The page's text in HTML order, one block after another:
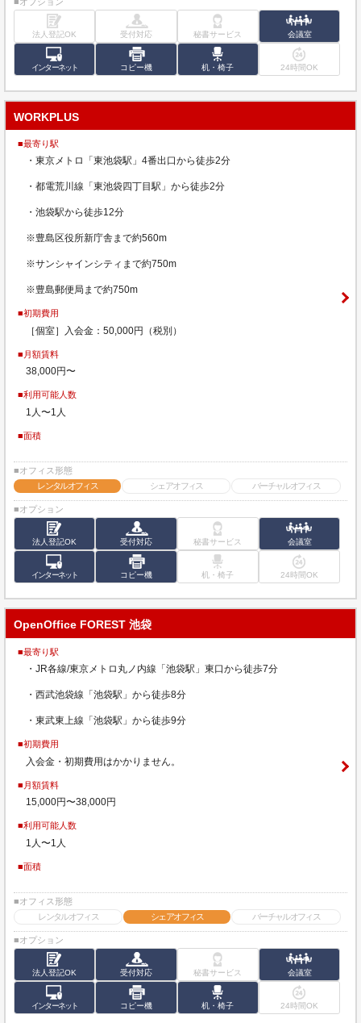
法人登記OK 受付対応 秘書サービス 会議室
インターネット コピー機 机・椅子 24時間OK
WORKPLUS
■最寄り駅
・東京メトロ「東池袋駅」4番出口から徒歩2分
・都電荒川線「東池袋四丁目駅」から徒歩2分
・池袋駅から徒歩12分
※豊島区役所新庁舎まで約560m
※サンシャインシティまで約750m
※豊島郵便局まで約750m
■初期費用
［個室］入会金：50,000円（税別）
■月額賃料
38,000円〜
■利用可能人数
1人〜1人
■面積
■オフィス形態
レンタルオフィス
シェアオフィス バーチャルオフィス
■オプション
法人登記OK 受付対応 秘書サービス 会議室
インターネット コピー機 机・椅子 24時間OK
OpenOffice FOREST 池袋
■最寄り駅
・JR各線/東京メトロ丸ノ内線「池袋駅」東口から徒歩7分
・西武池袋線「池袋駅」から徒歩8分
・東武東上線「池袋駅」から徒歩9分
■初期費用
入会金・初期費用はかかりません。
■月額賃料
15,000円〜38,000円
■利用可能人数
1人〜1人
■面積
■オフィス形態
レンタルオフィス
シェアオフィス バーチャルオフィス
■オプション
法人登記OK 受付対応 秘書サービス 会議室
インターネット コピー機 机・椅子 24時間OK